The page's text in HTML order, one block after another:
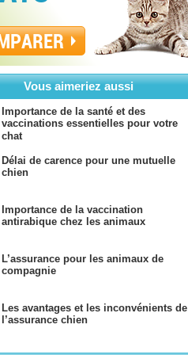
Vous aimeriez aussi
Importance de la santé et des
vaccinations essentielles pour votre
chat
Délai de carence pour une mutuelle
chien
Importance de la vaccination
antirabique chez les animaux
L’assurance pour les animaux de
compagnie
Les avantages et les inconvénients de
l’assurance chien